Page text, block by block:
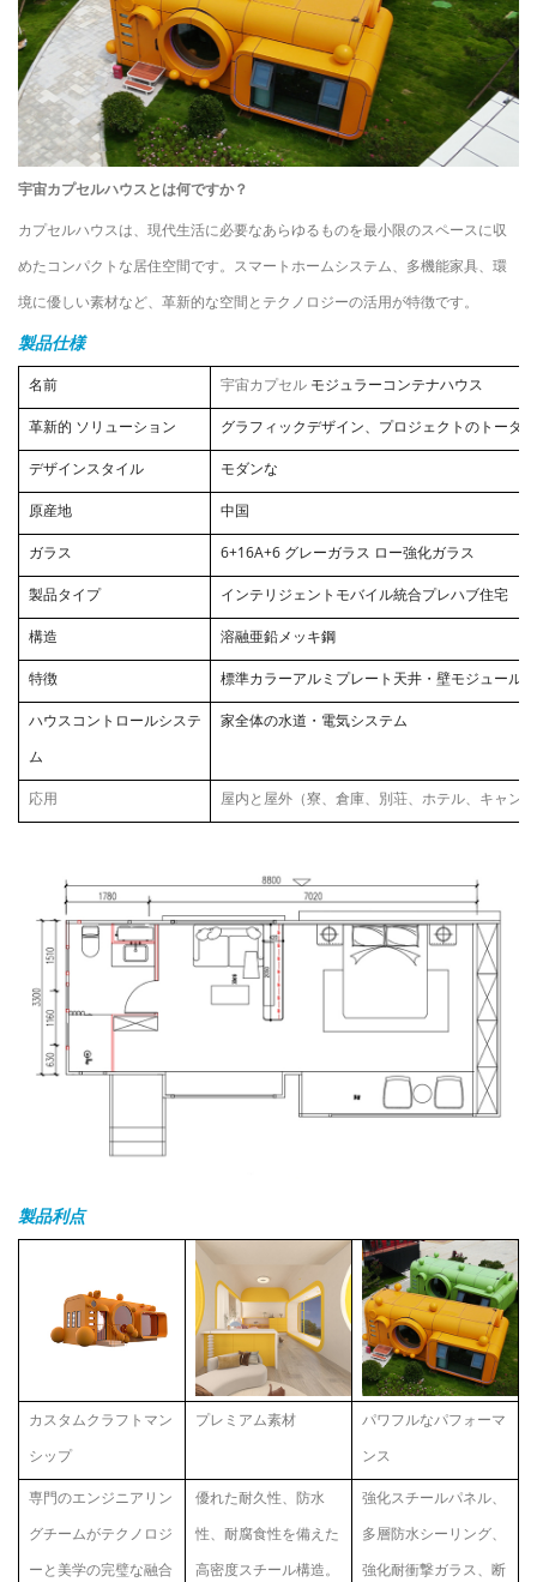
宇宙カプセルハウスとは何ですか？
カプセルハウスは、現代生活に必要なあらゆるものを最小限のスペースに収
めたコンパクトな居住空間です。スマートホームシステム、多機能家具、環
境に優しい素材など、革新的な空間とテクノロジーの活用が特徴です。
製品仕様
名前 宇宙カプセル モジュラーコンテナハウス
革新的 ソリューション グラフィックデザイン、プロジェクトのトータ
デザインスタイル モダンな
原産地 中国
ガラス 6+16A+6 グレーガラス ロー強化ガラス
製品タイプ インテリジェントモバイル統合プレハブ住宅
構造 溶融亜鉛メッキ鋼
特徴 標準カラーアルミプレート天井・壁モジュール
ハウスコントロールシステ
ム
家全体の水道・電気システム
応用 屋内と屋外（寮、倉庫、別荘、ホテル、キャン
製品利点
カスタムクラフトマン
シップ
プレミアム素材
パワフルなパフォーマ
ンス
専門のエンジニアリン
グチームがテクノロジ
ーと美学の完璧な融合
優れた耐久性、防水
性、耐腐食性を備えた
高密度スチール構造。
強化スチールパネル、
多層防水シーリング、
強化耐衝撃ガラス、断